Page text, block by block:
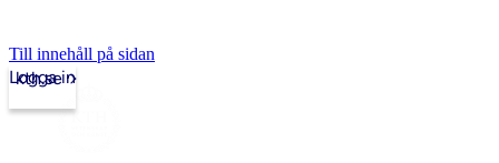
Till innehåll på sidan
kth.se
Logga in